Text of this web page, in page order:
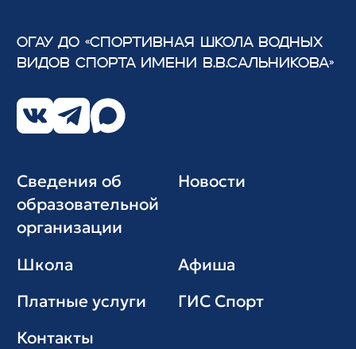
ОГАУ ДО «СПОРТИВНАЯ ШКОЛА ВОДНЫХ
ВИДОВ СПОРТА ИМЕНИ В.В.САЛЬНИКОВА»
Сведения об
образовательной
организации
Новости
Школа
Афиша
Платные услуги
ГИС Cпорт
Контакты